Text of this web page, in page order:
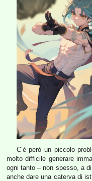
C’è però un piccolo
molto difficile generare
ogni tanto – non spesso, a
anche dare una caterva di